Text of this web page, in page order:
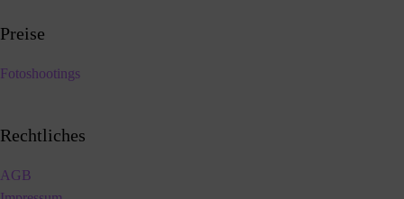
Preise
Fotoshootings
Rechtliches
AGB